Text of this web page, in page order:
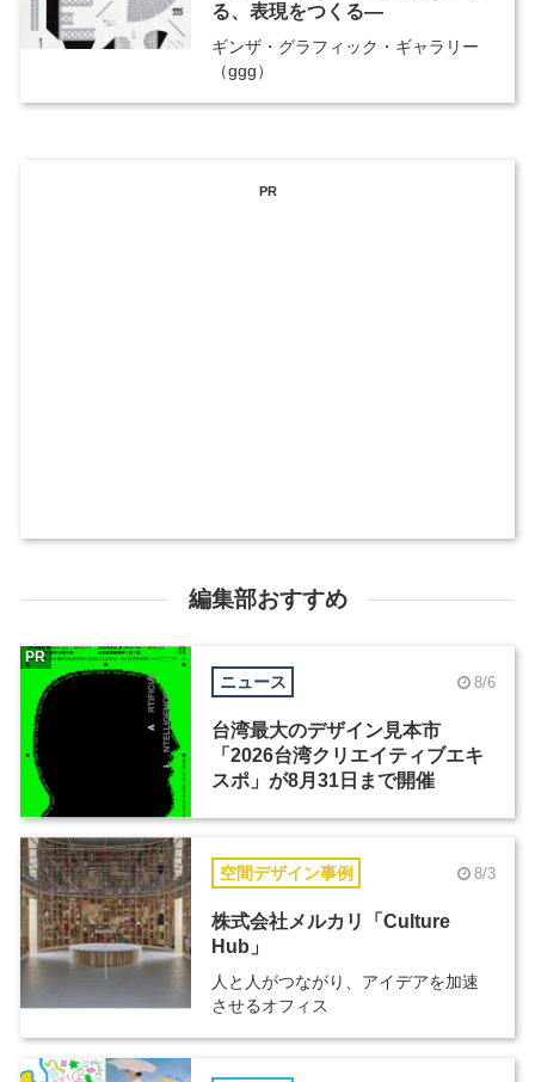
る、表現をつくる―
ギンザ・グラフィック・ギャラリー
（ggg）
PR
編集部おすすめ
ニュース 8/6
台湾最大のデザイン見本市
「2026台湾クリエイティブエキ
スポ」が8月31日まで開催
PR
空間デザイン事例 8/3
株式会社メルカリ「Culture
Hub」
人と人がつながり、アイデアを加速
させるオフィス